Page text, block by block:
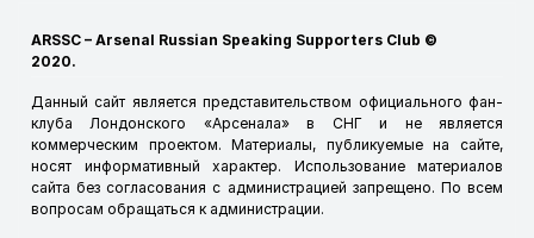
ARSSC – Arsenal Russian Speaking Supporters Club ©
2020.
Данный сайт является представительством официального фан-
клуба Лондонского «Арсенала» в СНГ и не является
коммерческим проектом. Материалы, публикуемые на сайте,
носят информативный характер. Использование материалов
сайта без согласования с администрацией запрещено. По всем
вопросам обращаться к администрации.